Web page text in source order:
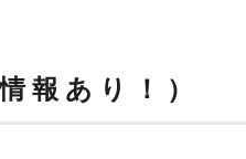
報あり！）